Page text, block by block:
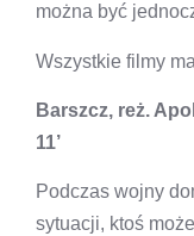
można być
Wszystkie filmy
Barszcz, reż.
11’
Podczas wojny
sytuacji, ktoś